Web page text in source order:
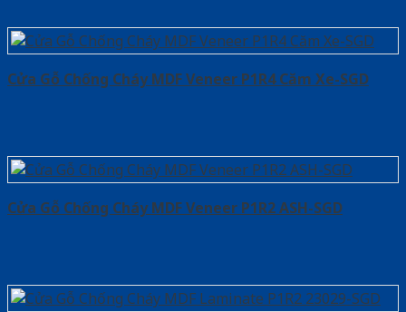
Cửa Gỗ Chống Cháy MDF Veneer P1R4 Căm Xe-SGD
Cửa Gỗ Chống Cháy MDF Veneer P1R2 ASH-SGD